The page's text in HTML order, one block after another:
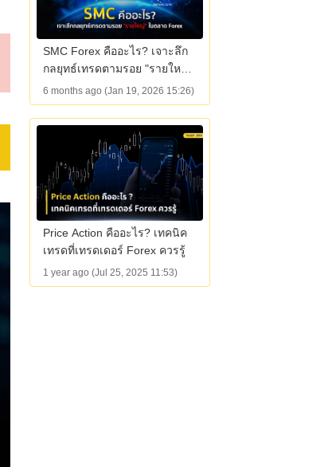
SMC Forex คืออะไร? เจาะลึก
กลยุทธ์เทรดตามรอย "รายใหญ่"
ในตลาด Forex
6 months ago (Jan 19, 2026 15:26)
Price Action คืออะไร? เทคนิค
เทรดที่เทรดเดอร์ Forex ควรรู้
1 year ago (Jul 25, 2025 11:53)